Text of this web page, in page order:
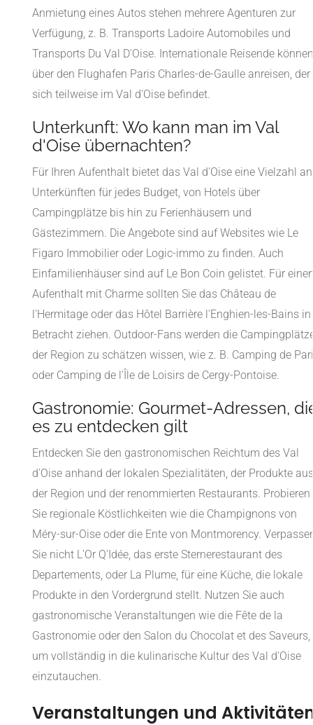
Anmietung eines Autos stehen mehrere Agenturen zur
Verfügung, z. B. Transports Ladoire Automobiles und
Transports Du Val D'Oise. Internationale Reisende können
über den Flughafen Paris Charles-de-Gaulle anreisen, der
sich teilweise im Val d'Oise befindet.
Unterkunft: Wo kann man im Val
d'Oise übernachten?
Für Ihren Aufenthalt bietet das Val d'Oise eine Vielzahl an
Unterkünften für jedes Budget, von Hotels über
Campingplätze bis hin zu Ferienhäusern und
Gästezimmern. Die Angebote sind auf Websites wie Le
Figaro Immobilier oder Logic-immo zu finden. Auch
Einfamilienhäuser sind auf Le Bon Coin gelistet. Für
Aufenthalt mit Charme sollten Sie das Château de
l'Hermitage oder das Hôtel Barrière l'Enghien-les-Bains in
Betracht ziehen. Outdoor-Fans werden die
der Region zu schätzen wissen, wie z. B. Camping de
oder Camping de l'Île de Loisirs de Cergy-Pontoise.
Gastronomie: Gourmet-Adressen,
es zu entdecken gilt
Entdecken Sie den gastronomischen Reichtum des Val
d'Oise anhand der lokalen Spezialitäten, der Produkte aus
der Region und der renommierten Restaurants. Probieren
Sie regionale Köstlichkeiten wie die Champignons von
Méry-sur-Oise oder die Ente von Montmorency.
Sie nicht L'Or Q'Idée, das erste Sternerestaurant des
Departements, oder La Plume, für eine Küche, die lokale
Produkte in den Vordergrund stellt. Nutzen Sie auch
gastronomische Veranstaltungen wie die Fête de la
Gastronomie oder den Salon du Chocolat et des Saveurs,
um vollständig in die kulinarische Kultur des Val d'Oise
einzutauchen.
Veranstaltungen und